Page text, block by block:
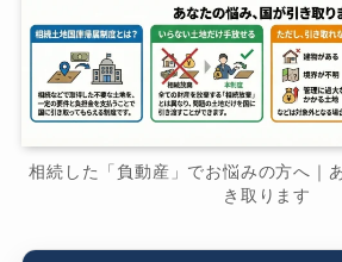
相続した「負動産」でお悩みの方へ｜
き取ります